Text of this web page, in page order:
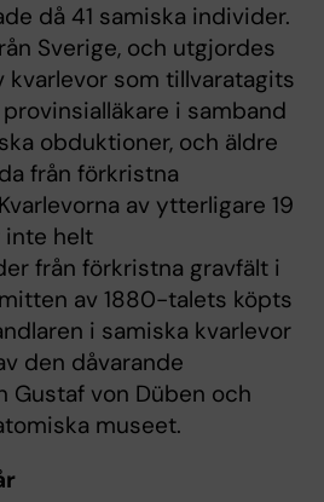
då 41 samiska individer.
Sverige, och utgjordes
kvarlevor som tillvaratagits
i samband
obduktioner, och äldre
från förkristna
av ytterligare 19
helt
från förkristna gravfält i
av 1880-talets köpts
i samiska kvarlevor
den dåvarande
Gustaf von Düben och
museet.